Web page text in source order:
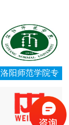
洛阳师范学院专